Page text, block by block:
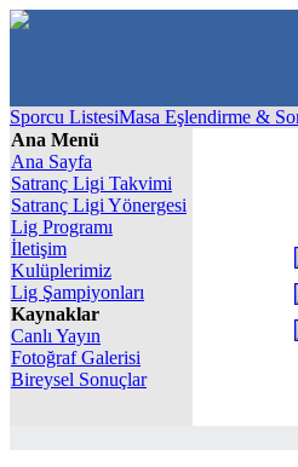
Sporcu ListesiMasa Eşlendirme &
Ana Menü
Ana Sayfa
Satranç Ligi Takvimi
Satranç Ligi Yönergesi
Lig Programı
İletişim
Kulüplerimiz
Lig Şampiyonları
Kaynaklar
Canlı Yayın
Fotoğraf Galerisi
Bireysel Sonuçlar